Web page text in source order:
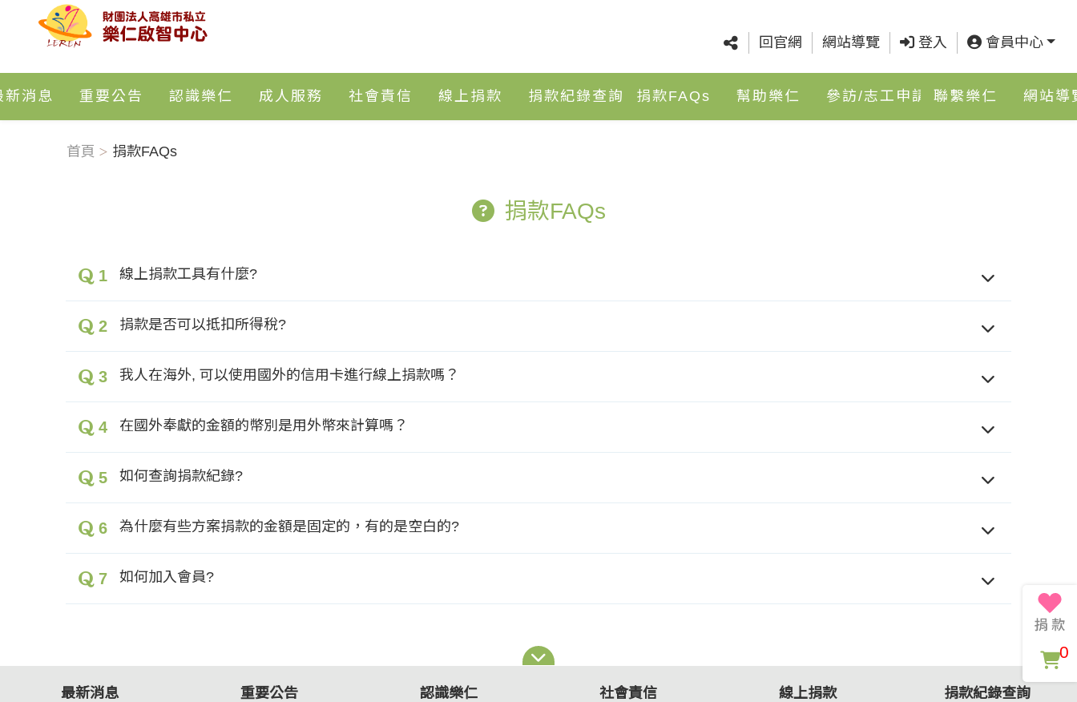
回官網 網站導覽 登入 會員中心
新消息 重要公告 認識樂仁 成人服務 社會責信 線上捐款 捐款紀錄查詢 捐款FAQs 幫助樂仁 參訪/志工申請 聯繫樂仁 網站導
首頁 捐款FAQs
捐款FAQs
1 線上捐款工具有什麼?
2 捐款是否可以抵扣所得稅?
3 我人在海外, 可以使用國外的信用卡進行線上捐款嗎？
4 在國外奉獻的金額的幣別是用外幣來計算嗎？
5 如何查詢捐款紀錄?
6 為什麼有些方案捐款的金額是固定的，有的是空白的?
7 如何加入會員?
最新消息 重要公告 認識樂仁 社會責信 線上捐款 捐款紀錄查詢
0